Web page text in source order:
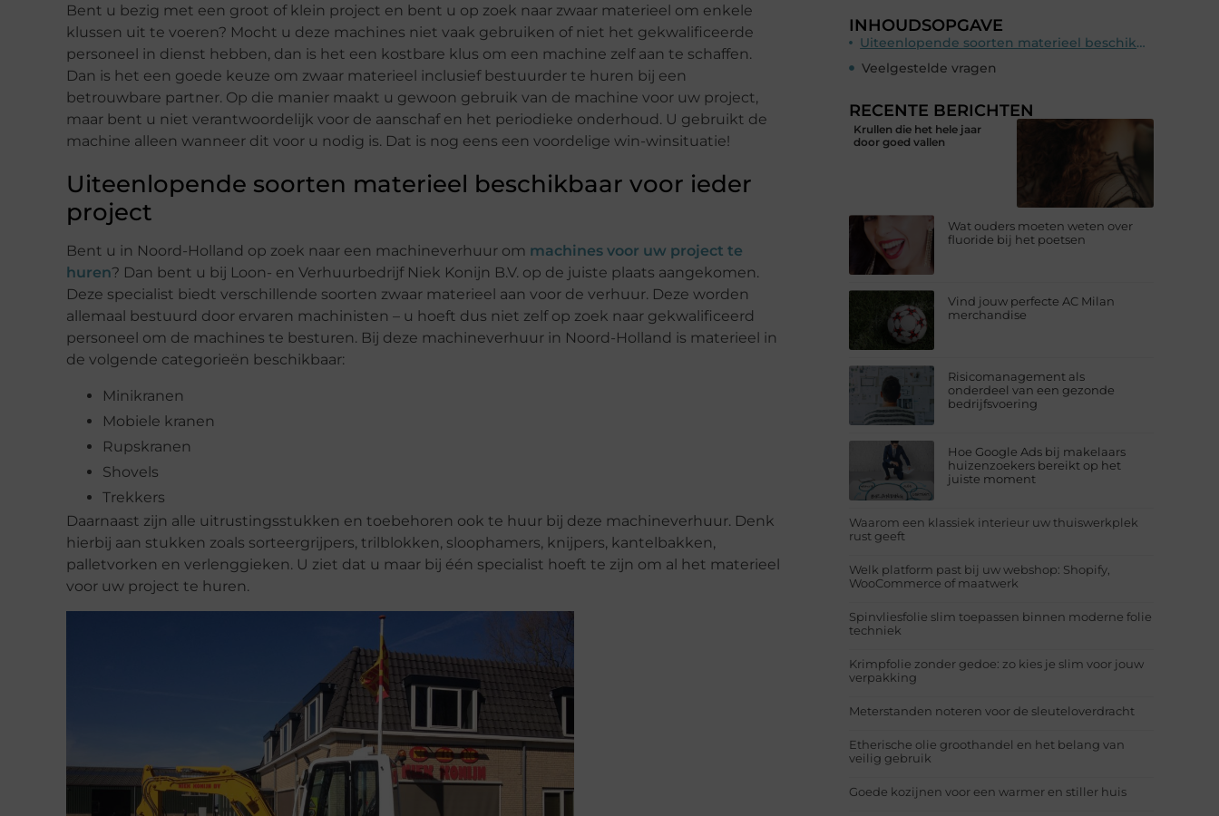
Bent u bezig met een groot of klein project en bent u op zoek naar zwaar materieel om enkele
klussen uit te voeren? Mocht u deze machines niet vaak gebruiken of niet het gekwalificeerde
personeel in dienst hebben, dan is het een kostbare klus om een machine zelf aan te schaffen.
Dan is het een goede keuze om zwaar materieel inclusief bestuurder te huren bij een
betrouwbare partner. Op die manier maakt u gewoon gebruik van de machine voor uw project,
maar bent u niet verantwoordelijk voor de aanschaf en het periodieke onderhoud. U gebruikt de
machine alleen wanneer dit voor u nodig is. Dat is nog eens een voordelige win-winsituatie!
Uiteenlopende soorten materieel beschikbaar voor ieder
project
Bent u in Noord-Holland op zoek naar een machineverhuur om machines voor uw project te
huren? Dan bent u bij Loon- en Verhuurbedrijf Niek Konijn B.V. op de juiste plaats aangekomen.
Deze specialist biedt verschillende soorten zwaar materieel aan voor de verhuur. Deze worden
allemaal bestuurd door ervaren machinisten – u hoeft dus niet zelf op zoek naar gekwalificeerd
personeel om de machines te besturen. Bij deze machineverhuur in Noord-Holland is materieel in
de volgende categorieën beschikbaar:
Minikranen
Mobiele kranen
Rupskranen
Shovels
Trekkers
Daarnaast zijn alle uitrustingsstukken en toebehoren ook te huur bij deze machineverhuur. Denk
hierbij aan stukken zoals sorteergrijpers, trilblokken, sloophamers, knijpers, kantelbakken,
palletvorken en verlenggieken. U ziet dat u maar bij één specialist hoeft te zijn om al het materieel
voor uw project te huren.
INHOUDSOPGAVE
Uiteenlopende soorten materieel beschikbaar voor ieder project
Veelgestelde vragen
RECENTE BERICHTEN
Krullen die het hele jaar
door goed vallen
Wat ouders moeten weten over
fluoride bij het poetsen
Vind jouw perfecte AC Milan
merchandise
Risicomanagement als
onderdeel van een gezonde
bedrijfsvoering
Hoe Google Ads bij makelaars
huizenzoekers bereikt op het
juiste moment
Waarom een klassiek interieur uw thuiswerkplek
rust geeft
Welk platform past bij uw webshop: Shopify,
WooCommerce of maatwerk
Spinvliesfolie slim toepassen binnen moderne folie
techniek
Krimpfolie zonder gedoe: zo kies je slim voor jouw
verpakking
Meterstanden noteren voor de sleuteloverdracht
Etherische olie groothandel en het belang van
veilig gebruik
Goede kozijnen voor een warmer en stiller huis